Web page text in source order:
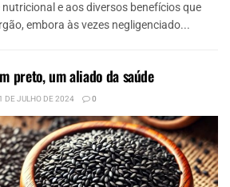
e aos diversos benefícios que
embora às vezes negligenciado...
preto, um aliado da saúde
DE JULHO DE 2024 0